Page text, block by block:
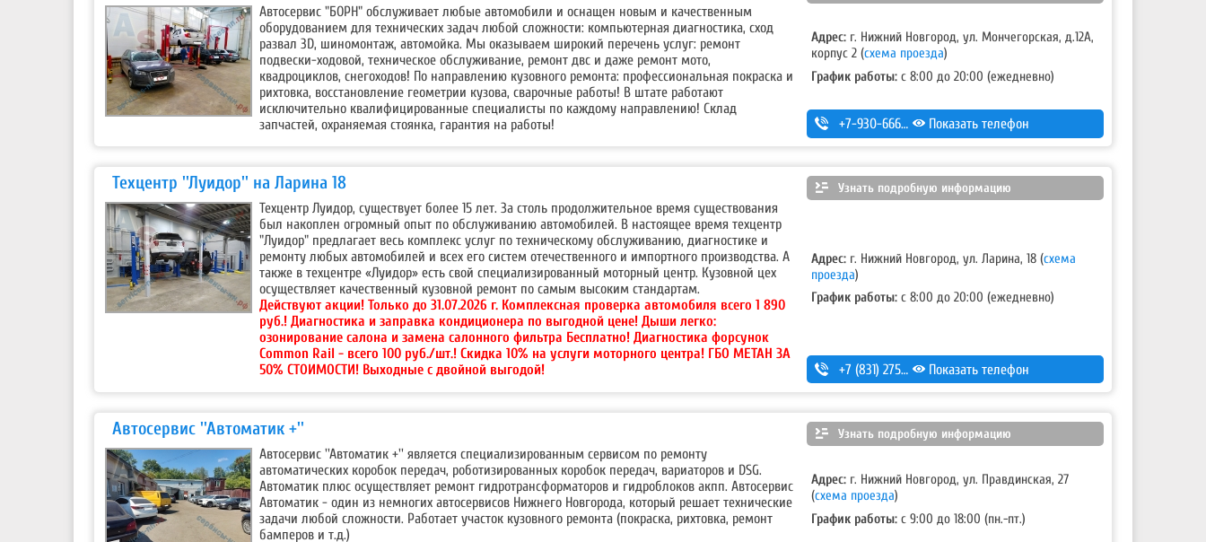
Автосервис "БОРН" обслуживает любые автомобили и оснащен новым и качественным
оборудованием для технических задач любой сложности: компьютерная диагностика, сход
развал 3D, шиномонтаж, автомойка. Мы оказываем широкий перечень услуг: ремонт
подвески-ходовой, техническое обслуживание, ремонт двс и даже ремонт мото,
квадроциклов, снегоходов! По направлению кузовного ремонта: профессиональная покраска и
рихтовка, восстановление геометрии кузова, сварочные работы! В штате работают
исключительно квалифицированные специалисты по каждому направлению! Склад
запчастей, охраняемая стоянка, гарантия на работы!
Адрес: г. Нижний Новгород, ул. Мончегорская, д.12А,
корпус 2(схема проезда)
График работы: с 8:00 до 20:00 (ежедневно)
+7-930-666-14-30 Показать телефон
Техцентр ''Луидор'' на Ларина 18 Узнать подробную информацию
Техцентр Луидор, существует более 15 лет. За столь продолжительное время существования
был накоплен огромный опыт по обслуживанию автомобилей. В настоящее время техцентр
"Луидор" предлагает весь комплекс услуг по техническому обслуживанию, диагностике и
ремонту любых автомобилей и всех его систем отечественного и импортного производства. А
также в техцентре «Луидор» есть свой специализированный моторный центр. Кузовной цех
осуществляет качественный кузовной ремонт по самым высоким стандартам.
Действуют акции!Только до 31.07.2026 г. Комплексная проверка автомобиля всего 1 890
руб.! Диагностика и заправка кондиционера по выгодной цене! Дыши легко:
озонирование салона и замена салонного фильтра Бесплатно! Диагностика форсунок
Common Rail - всего 100 руб./шт.! Скидка 10% на услуги моторного центра! ГБО МЕТАН ЗА
50% СТОИМОСТИ! Выходные с двойной выгодой!
Адрес: г. Нижний Новгород, ул. Ларина, 18(схема
проезда)
График работы: с 8:00 до 20:00 (ежедневно)
+7 (831) 275-83-12 Показать телефон
Автосервис ''Автоматик +'' Узнать подробную информацию
Автосервис ''Автоматик +'' является специализированным сервисом по ремонту
автоматических коробок передач, роботизированных коробок передач, вариаторов и DSG.
Автоматик плюс осуществляет ремонт гидротрансформаторов и гидроблоков акпп. Автосервис
Автоматик - один из немногих автосервисов Нижнего Новгорода, который решает технические
задачи любой сложности. Работает участок кузовного ремонта (покраска, рихтовка, ремонт
бамперов и т.д.)
Адрес: г. Нижний Новгород, ул. Правдинская, 27
(схема проезда)
График работы: с 9:00 до 18:00 (пн.-пт.)